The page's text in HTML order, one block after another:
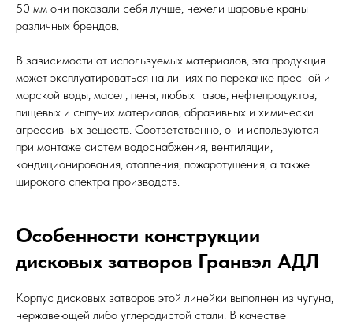
50 мм они показали себя лучше, нежели шаровые краны
различных брендов.
В зависимости от используемых материалов, эта продукция
может эксплуатироваться на линиях по перекачке пресной и
морской воды, масел, пены, любых газов, нефтепродуктов,
пищевых и сыпучих материалов, абразивных и химически
агрессивных веществ. Соответственно, они используются
при монтаже систем водоснабжения, вентиляции,
кондиционирования, отопления, пожаротушения, а также
широкого спектра производств.
Особенности конструкции
дисковых затворов Гранвэл АДЛ
Корпус дисковых затворов этой линейки выполнен из чугуна,
нержавеющей либо углеродистой стали. В качестве